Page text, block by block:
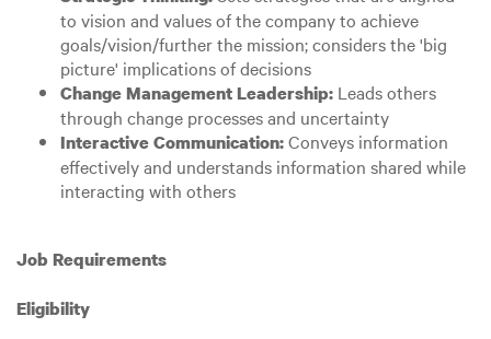
to vision and values of the company to achieve
goals/vision/further the mission; considers the 'big
picture' implications of decisions
Change Management Leadership: Leads others
through change processes and uncertainty
Interactive Communication:Conveys information
effectively and understands information shared while
interacting with others
Job Requirements
Eligibility